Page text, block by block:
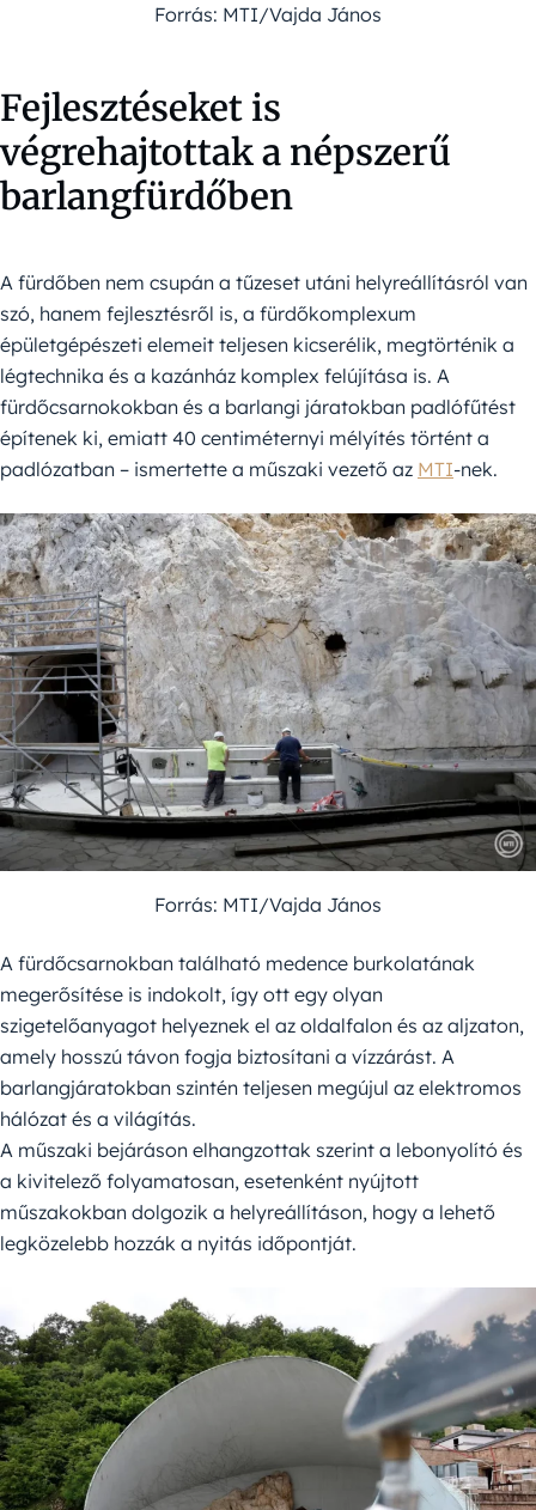
Forrás: MTI/Vajda János
Fejlesztéseket is
végrehajtottak a népszerű
barlangfürdőben
A fürdőben nem csupán a tűzeset utáni helyreállításról van
szó, hanem fejlesztésről is, a fürdőkomplexum
épületgépészeti elemeit teljesen kicserélik, megtörténik a
légtechnika és a kazánház komplex felújítása is. A
fürdőcsarnokokban és a barlangi járatokban padlófűtést
építenek ki, emiatt 40 centiméternyi mélyítés történt a
padlózatban – ismertette a műszaki vezető az MTI-nek.
Forrás: MTI/Vajda János
A fürdőcsarnokban található medence burkolatának
megerősítése is indokolt, így ott egy olyan
szigetelőanyagot helyeznek el az oldalfalon és az aljzaton,
amely hosszú távon fogja biztosítani a vízzárást. A
barlangjáratokban szintén teljesen megújul az elektromos
hálózat és a világítás.
A műszaki bejáráson elhangzottak szerint a lebonyolító és
a kivitelező folyamatosan, esetenként nyújtott
műszakokban dolgozik a helyreállításon, hogy a lehető
legközelebb hozzák a nyitás időpontját.